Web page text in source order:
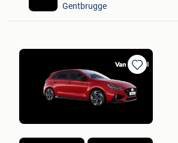
Gentbrugge
Bewaren
in
Mijn